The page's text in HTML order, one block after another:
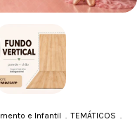
e Infantil TEMÁTICOS